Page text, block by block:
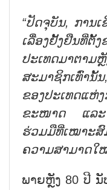
“ປັດຈຸບັນ, ການ
ເລື່ອງຢັ້ງຢືນທີ່
ປະເທດມາຕາ
ສະມາຊິກເທົ່ານັ້
ຂອງປະເທດແຫ່ງ
ຂະໜາດ ແລະ
ຮ່ວມມືທີ່ເໝາະສົ
ຄວາມສາມາດໃ
ພາຍຫຼັງ 80 ປີ ນັ